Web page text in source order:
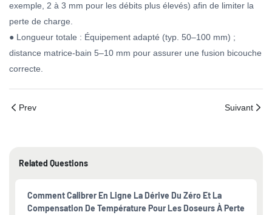
exemple, 2 à 3 mm pour les débits plus élevés) afin de limiter la
perte de charge.
● Longueur totale : Équipement adapté (typ. 50–100 mm) ;
distance matrice-bain 5–10 mm pour assurer une fusion bicouche
correcte.
Prev Suivant
Related Questions
Comment Calibrer En Ligne La Dérive Du Zéro Et La
Compensation De Température Pour Les Doseurs À Perte